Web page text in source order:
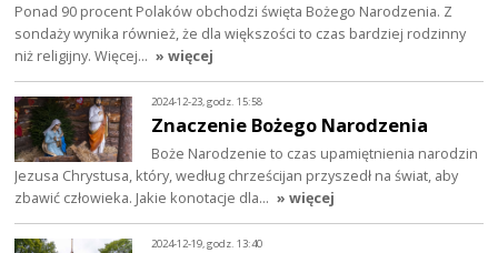
Ponad 90 procent Polaków obchodzi święta Bożego Narodzenia. Z
sondaży wynika również, że dla większości to czas bardziej rodzinny
niż religijny. Więcej… » więcej
2024-12-23, godz. 15:58
Znaczenie Bożego Narodzenia
Boże Narodzenie to czas upamiętnienia narodzin
Jezusa Chrystusa, który, według chrześcijan przyszedł na świat, aby
zbawić człowieka. Jakie konotacje dla… » więcej
2024-12-19, godz. 13:40